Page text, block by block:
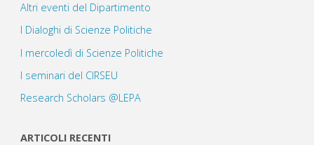
Altri eventi del Dipartimento
I Dialoghi di Scienze Politiche
I mercoledì di Scienze Politiche
I seminari del CIRSEU
Research Scholars @LEPA
ARTICOLI RECENTI